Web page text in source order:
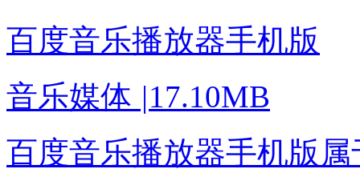
百度音乐播放器手机版
音乐媒体 |17.10MB
百度音乐播放器手机版